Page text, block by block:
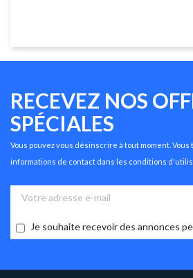
RECEVEZ NOS
SPÉCIALES
Vous pouvez vous désinscrire à tout moment.
informations de contact dans les conditions
Je souhaite recevoir des annonces